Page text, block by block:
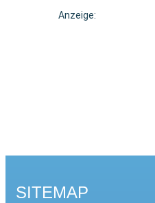
Anzeige:
SITEMAP